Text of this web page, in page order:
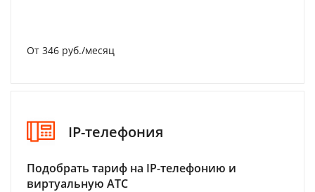
От 346 руб./месяц
IP-телефония
Подобрать тариф на IP-телефонию и
виртуальную АТС